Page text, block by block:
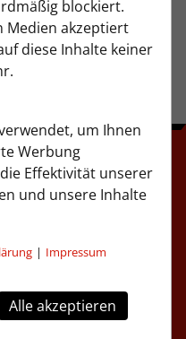
blockiert.
Medien akzeptiert
diese Inhalte keiner
um Ihnen
Werbung
Effektivität unserer
und unsere Inhalte
| Impressum
Alle akzeptieren